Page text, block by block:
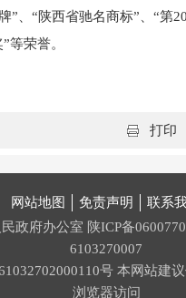
”、“陕西省驰名商标”、“第
等荣誉。
打印
网站地图 免责声明
联系
政府办公室 陕ICP备
6103270007
号本网站建议
浏览器访问